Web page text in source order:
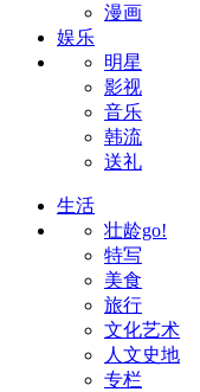
漫画
娱乐
明星
影视
音乐
韩流
送礼
生活
壮龄go!
特写
美食
旅行
文化艺术
人文史地
专栏